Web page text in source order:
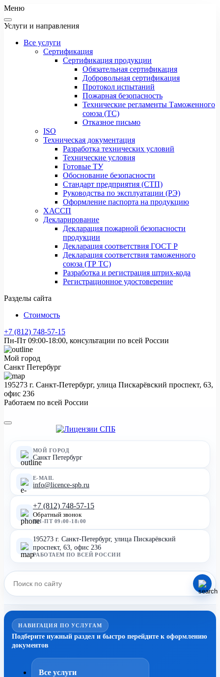
Меню
Услуги и направления
Все услуги
Сертификация
Сертификация продукции
Обязательная сертификация
Добровольная сертификация
Протокол испытаний
Пожарная безопасность
Технические регламенты Таможенного
союза (ТС)
Отказное письмо
ISO
Техническая документация
Разработка технических условий
Технические условия
Готовые ТУ
Обоснование безопасности
Стандарт предприятия (СТП)
Руководства по эксплуатации (РЭ)
Оформление паспорта на продукцию
ХАССП
Декларирование
Декларация пожарной безопасности
продукции
Декларация соответствия ГОСТ Р
Декларация соответствия таможенного
союза (ТР ТС)
Разработка и регистрация штрих-кода
Регистрационное удостоверение
Разделы сайта
Стоимость
+7 (812) 748-57-15
Пн-Пт 09:00-18:00, консультации по всей России
Мой город
Санкт Петербург
195273 г. Санкт-Петербург, улица Пискарёвский проспект, 63,
офис 236
Работаем по всей России
МОЙ ГОРОД
Санкт Петербург
E-MAIL
info@licence-spb.ru
+7 (812) 748-57-15
Обратный звонок
ПН-ПТ 09:00-18:00
195273 г. Санкт-Петербург, улица Пискарёвский
проспект, 63, офис 236
РАБОТАЕМ ПО ВСЕЙ РОССИИ
НАВИГАЦИЯ ПО УСЛУГАМ
Подберите нужный раздел и быстро перейдите к оформлению
документов
Все услуги